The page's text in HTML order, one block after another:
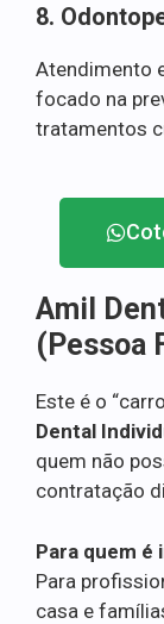
8.
Atendimento
focado na
tratamentos
Amil
(Pessoa
Este é o
Dental
quem não
contratação
Para quem é
Para
casa e